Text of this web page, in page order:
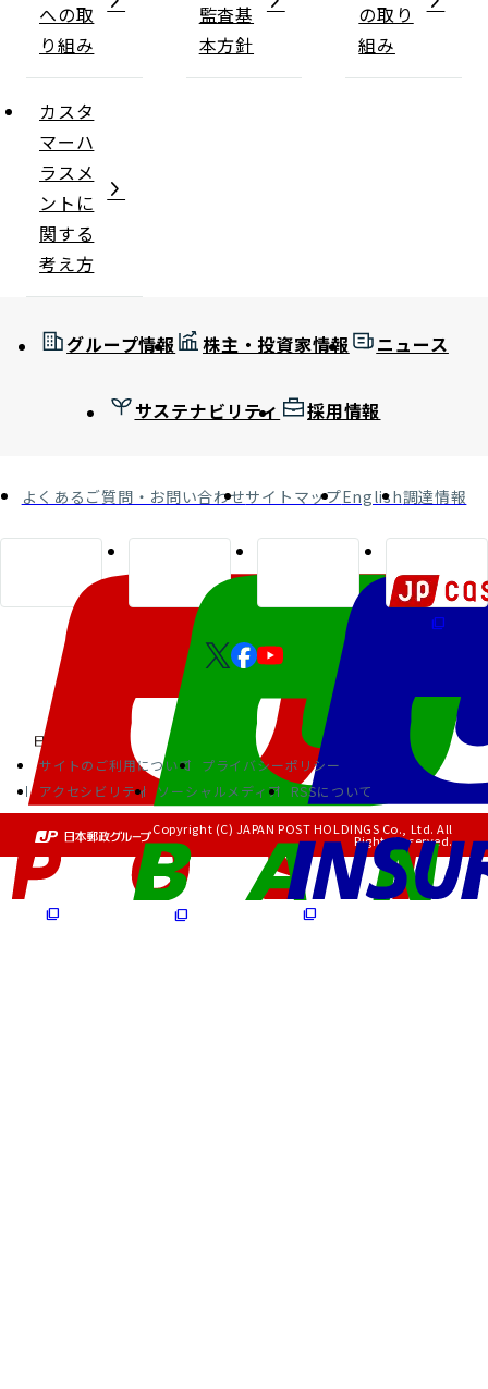
への取
り組み
監査基
本方針
の取り
組み
カスタ
マーハ
ラスメ
ントに
関する
考え方
グループ情報 株主・投資家情報 ニュース
サステナビリティ 採用情報
よくあるご質問・お問い合わせサイトマップEnglish調達情報
サイトのご利用について
プライバシーポリシー
アクセシビリティ
ソーシャルメディア RSSについて
Copyright (C) JAPAN POST HOLDINGS Co., Ltd. All
Rights Reserved.